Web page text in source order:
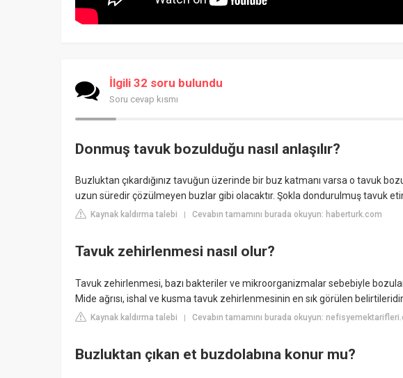
İlgili 32 soru bulundu
Soru cevap kısmı
Donmuş tavuk bozulduğu nasıl anlaşılır?
Buzluktan çıkardığınız tavuğun üzerinde bir buz katmanı varsa o tavuk
uzun süredir çözülmeyen buzlar gibi olacaktır. Şokla dondurulmuş tavuk
Kaynak kaldırma talebi | Cevabın tamamını burada okuyun: haberturk.com
Tavuk zehirlenmesi nasıl olur?
Tavuk zehirlenmesi, bazı bakteriler ve mikroorganizmalar sebebiyle
Mide ağrısı, ishal ve kusma tavuk zehirlenmesinin en sık görülen belirtileridir.
Kaynak kaldırma talebi | Cevabın tamamını burada okuyun:
Buzluktan çıkan et buzdolabına konur mu?